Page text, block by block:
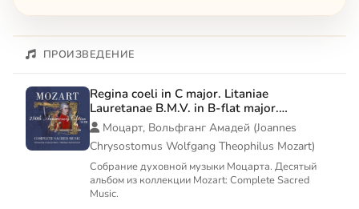
ПРОИЗВЕДЕНИЕ
Regina coeli in C major. Litaniae
Lauretanae B.M.V. in B-flat major.
Offertorium: Benedictus sit Deus in C major
Моцарт, Вольфганг Амадей (Joannes
Chrysostomus Wolfgang Theophilus Mozart)
Собрание духовной музыки Моцарта. Десятый
альбом из коллекции Mozart: Complete Sacred
Music.